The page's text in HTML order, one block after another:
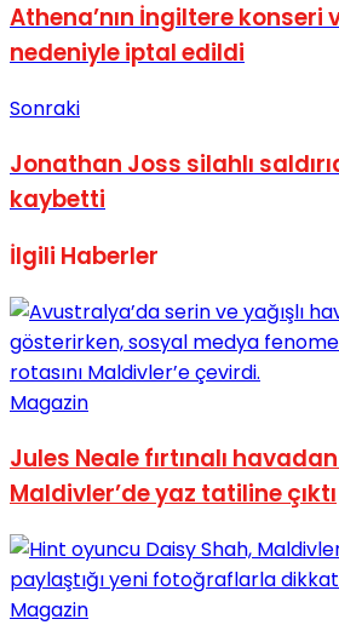
View All Result
Athena’nın İngiltere konseri
nedeniyle iptal edildi
Sonraki
Jonathan Joss silahlı
kaybetti
İlgili Haberler
Magazin
Jules Neale fırtınalı
Maldivler’de yaz tatiline çıktı
Magazin